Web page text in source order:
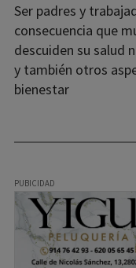
Ser padres y
consecuencia que
descuiden su salud
y también otros
bienestar